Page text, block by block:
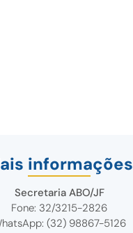
informações
Secretaria ABO/JF
Fone: 32/3215-2826
(32) 98867-5126